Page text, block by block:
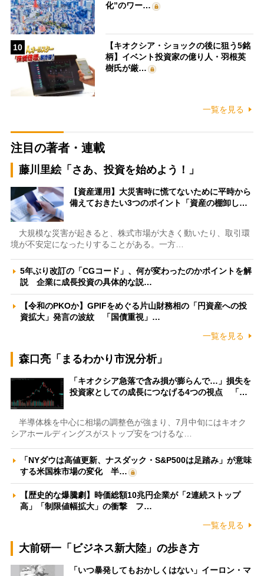
化”のワー…
10
【キオクシア・ショックの後に狙う5銘
柄】イベント投資家の億り人・羽根英
樹氏が厳…
一覧を見る
注目の著者・連載
藤川里絵「さあ、投資を始めよう！」
【資産運用】大災害時に慌てないために平時から
備えておきたい3つのポイント「資産の棚卸し…
大規模な災害が起きると、株式市場が大きく動いたり、取引環
境が不安定になったりすることがある。一方…
5年ぶり改訂の「CGコード」、何が変わったのかポイントを解
説 企業に成長投資の具体的な説…
【令和のPKOか】GPIFをめぐる片山財務相の「円資産への投
資拡大」発言の波紋 「国債重視」…
一覧を見る
森口亮「まるわかり市況分析」
「キオクシア急落で含み損が膨らんで…」損失を
投資家としての成長につなげる4つの視点 「…
半導体株を中心に相場の調整色が強まり、7月中旬にはキオク
シアホールディングスがストップ安をつけるな…
「NYダウは高値更新、ナスダック・S&P500は足踏み」が意味
する米国株市場の変化 半…
【歴史的な爆騰劇】時価総額10兆円企業が「2連続ストップ
高」「制限値幅拡大」の衝撃 フ…
一覧を見る
大前研一「ビジネス新大陸」の歩き方
「いつ暴発してもおかしくはない」イーロン・マ